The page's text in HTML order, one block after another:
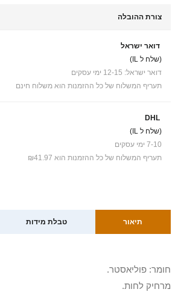
צורת ההובלה
דואר ישראל
(שלח ל IL)
דואר ישראל: 12-15 ימי עסקים
תעריף המשלוח של כל ההזמנות הוא משלוח חינם
DHL
(שלח ל IL)
7-10 ימי עסקים
תעריף המשלוח של כל ההזמנות הוא ₪41.97
תיאור טבלת מידות
חומר: פוליאסטר.
מרחיק לחות.